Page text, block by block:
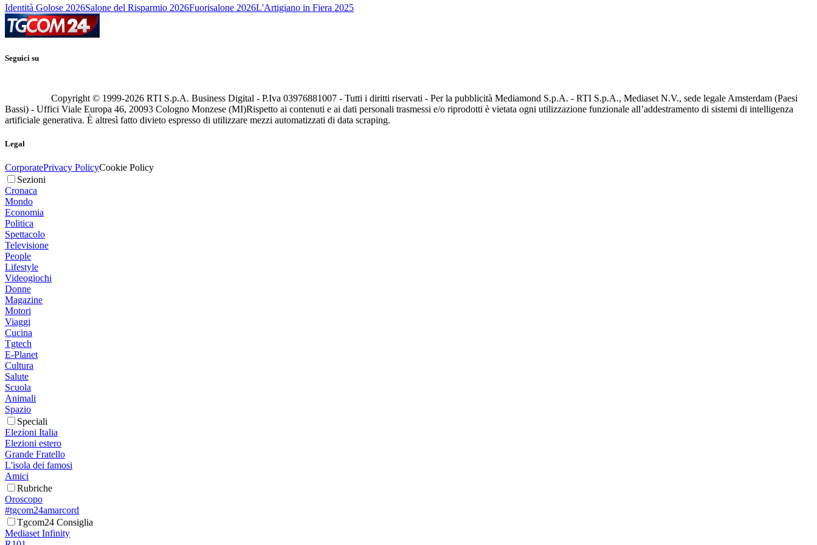
Identità Golose 2026Salone del Risparmio 2026Fuorisalone 2026L'Artigiano in Fiera 2025
Seguici su
Copyright © 1999-2026 RTI S.p.A. Business Digital - P.Iva 03976881007 - Tutti i diritti riservati - Per la pubblicità Mediamond S.p.A. - RTI S.p.A., Mediaset N.V., sede legale Amsterdam (Paesi
Bassi) - Uffici Viale Europa 46, 20093 Cologno Monzese (MI)Rispetto ai contenuti e ai dati personali trasmessi e/o riprodotti è vietata ogni utilizzazione funzionale all’addestramento di sistemi di intelligenza
artificiale generativa. È altresì fatto divieto espresso di utilizzare mezzi automatizzati di data scraping.
Legal
CorporatePrivacy PolicyCookie Policy
Sezioni
Cronaca
Mondo
Economia
Politica
Spettacolo
Televisione
People
Lifestyle
Videogiochi
Donne
Magazine
Motori
Viaggi
Cucina
Tgtech
E-Planet
Cultura
Salute
Scuola
Animali
Spazio
Speciali
Elezioni Italia
Elezioni estero
Grande Fratello
L'isola dei famosi
Amici
Rubriche
Oroscopo
#tgcom24amarcord
Tgcom24 Consiglia
Mediaset Infinity